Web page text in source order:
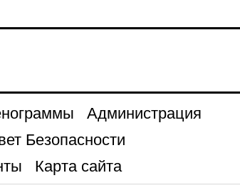
Администрация
Безопасности
Карта сайта